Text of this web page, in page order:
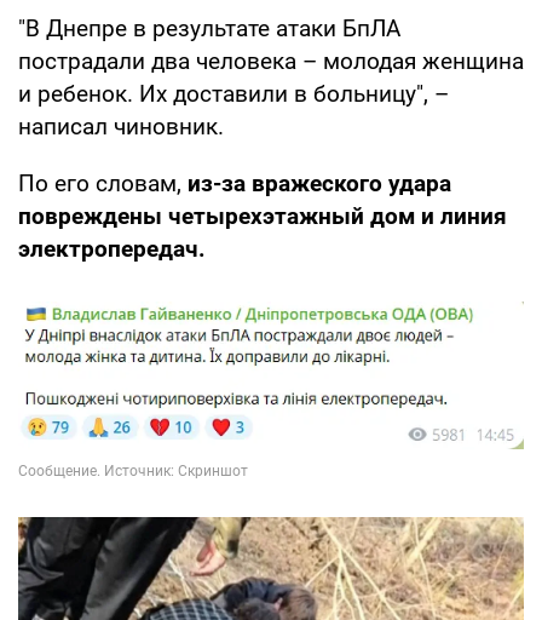
"В Днепре в результате атаки БпЛА
пострадали два человека – молодая женщина
и ребенок. Их доставили в больницу", –
написал чиновник.
По его словам, из-за вражеского удара
повреждены четырехэтажный дом и линия
электропередач.